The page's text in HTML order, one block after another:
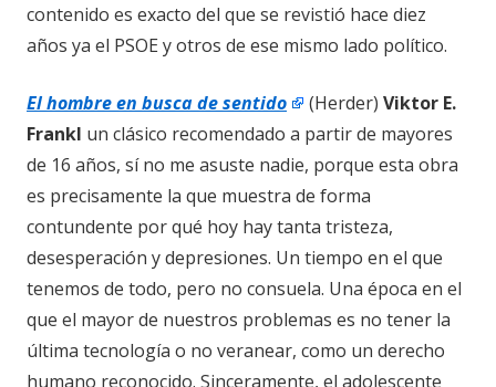
contenido es exacto del que se revistió hace diez
años ya el PSOE y otros de ese mismo lado político.
El hombre en busca de sentido (Herder) Viktor E.
Frankl un clásico recomendado a partir de mayores
de 16 años, sí no me asuste nadie, porque esta obra
es precisamente la que muestra de forma
contundente por qué hoy hay tanta tristeza,
desesperación y depresiones. Un tiempo en el que
tenemos de todo, pero no consuela. Una época en el
que el mayor de nuestros problemas es no tener la
última tecnología o no veranear, como un derecho
humano reconocido. Sinceramente, el adolescente